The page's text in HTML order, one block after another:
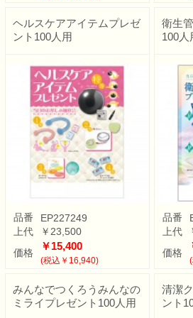
ヘルスケアアイテムプレゼ
ント100人用
品番
EP227249
上代
￥23,500
価格
￥15,400
(税込￥16,940)
衛生
100人
品番
上代
価格
みんなでつくろうみんなの
ミライプレゼント100人用
清潔
ント